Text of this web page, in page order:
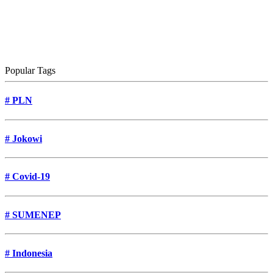
Popular Tags
# PLN
# Jokowi
# Covid-19
# SUMENEP
# Indonesia